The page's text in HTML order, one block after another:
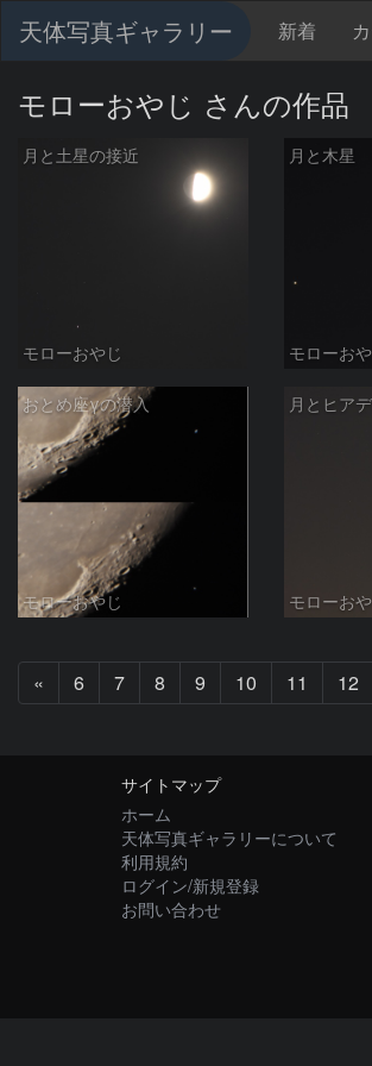
天体写真ギャラリー 新着
モローおやじ さんの作品
月と土星の接近
モローおやじ
月と木星
モローお
おとめ座γの潜入
モローおやじ
月とヒア
モローお
«
へ
6 7 8 9 10 11 12
サイトマップ
ホーム
天体写真ギャラリーについて
利用規約
ログイン/新規登録
お問い合わせ